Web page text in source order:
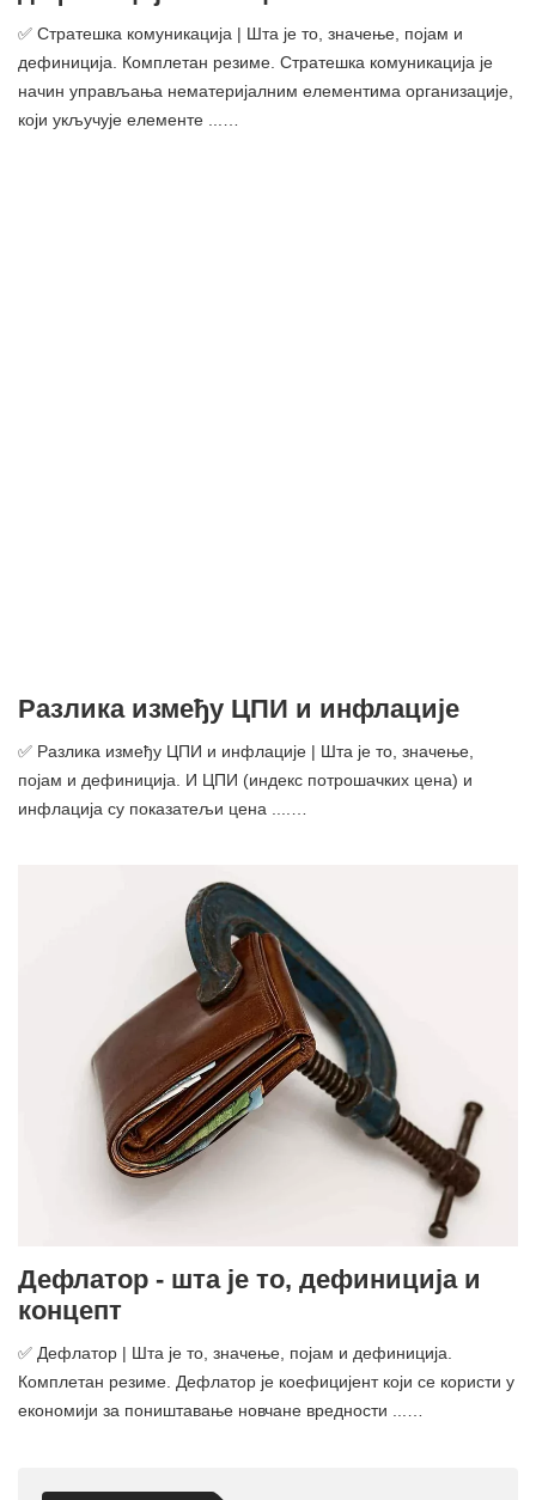
✅ Стратешка комуникација | Шта је то, значење, појам и
дефиниција. Комплетан резиме. Стратешка комуникација је
начин управљања нематеријалним елементима организације,
који укључује елементе ...…
Разлика између ЦПИ и инфлације
✅ Разлика између ЦПИ и инфлације | Шта је то, значење,
појам и дефиниција. И ЦПИ (индекс потрошачких цена) и
инфлација су показатељи цена ....…
Дефлатор - шта је то, дефиниција и
концепт
✅ Дефлатор | Шта је то, значење, појам и дефиниција.
Комплетан резиме. Дефлатор је коефицијент који се користи у
економији за поништавање новчане вредности ...…